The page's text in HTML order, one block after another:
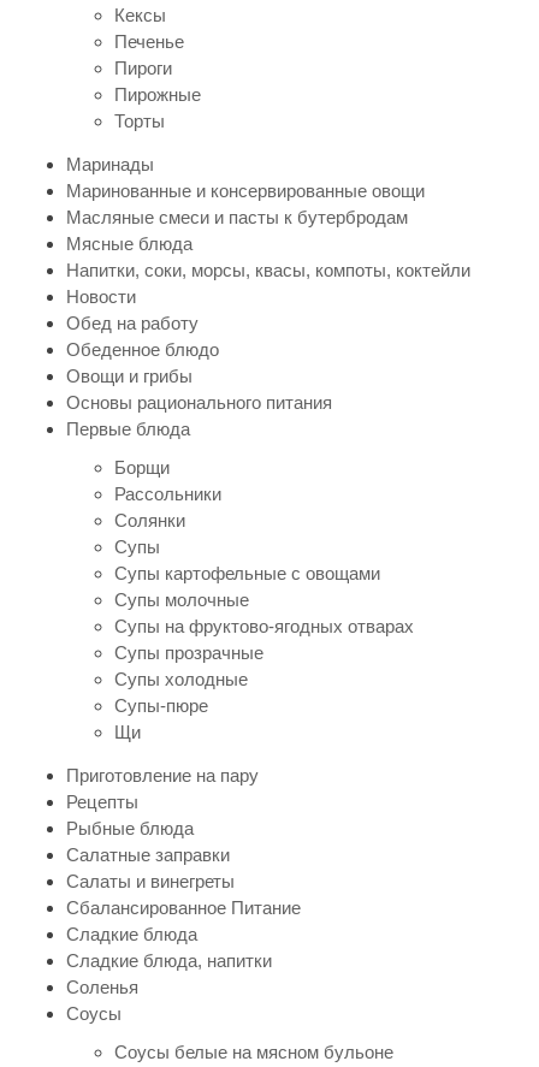
Кексы
Печенье
Пироги
Пирожные
Торты
Маринады
Маринованные и консервированные овощи
Масляные смеси и пасты к бутербродам
Мясные блюда
Напитки, соки, морсы, квасы, компоты, коктейли
Новости
Обед на работу
Обеденное блюдо
Овощи и грибы
Основы рационального питания
Первые блюда
Борщи
Рассольники
Солянки
Супы
Супы картофельные с овощами
Супы молочные
Супы на фруктово-ягодных отварах
Супы прозрачные
Супы холодные
Супы-пюре
Щи
Приготовление на пару
Рецепты
Рыбные блюда
Салатные заправки
Салаты и винегреты
Сбалансированное Питание
Сладкие блюда
Сладкие блюда, напитки
Соленья
Соусы
Соусы белые на мясном бульоне